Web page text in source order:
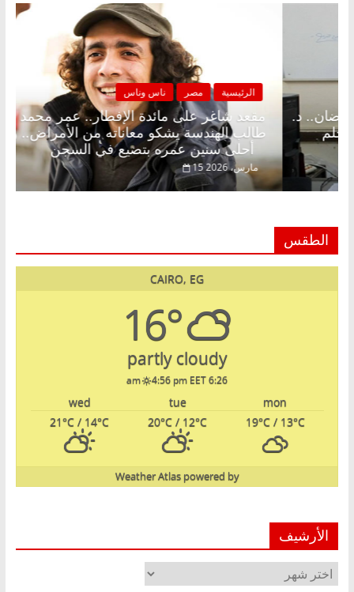
الرئيسية
مقعد شاغر على
طالب الهندسة
أحلى سنين عمره بتضيع في السجن
15 مارس، 2026
ناس وناس
الإفطار وبلكونة بلا زينة رمضان.. د.
خبير اقتصادي في انتظار حلم
الطقس
CAIRO, EG
16°
partly cloudy
6:26 am
4:56 pm EET
mon
tue
wed
19°C/ 13°C
20°C / 12°C
21°C / 14°C
powered by
Weather Atlas
الأرشيف
الأرشيف